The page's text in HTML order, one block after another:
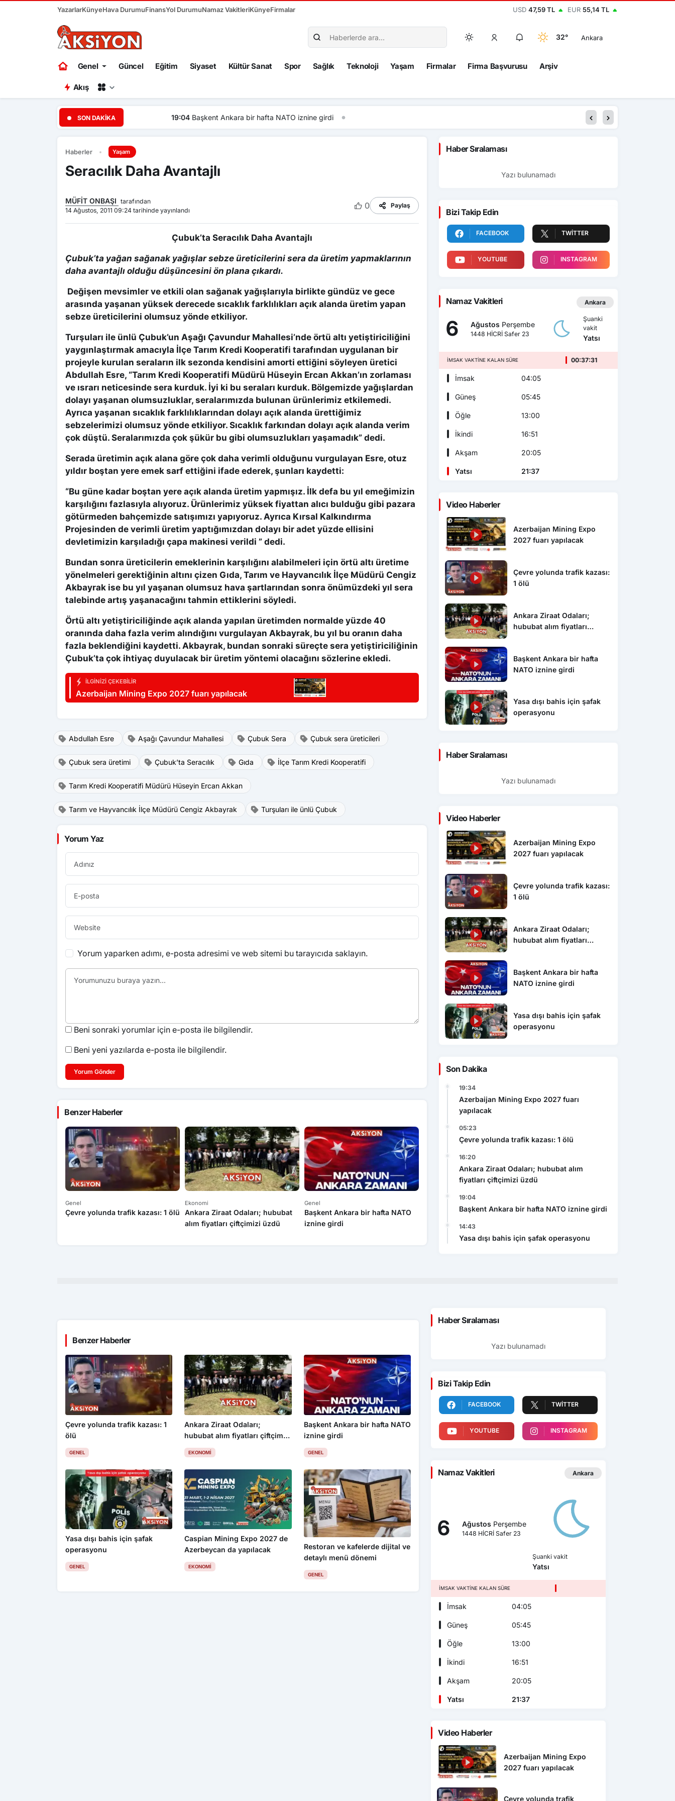
YazarlarKünyeHava DurumuFinansYol DurumuNamaz VakitleriKünyeFirmalar USD 47,59 TL EUR 55,14 TL
32° Ankara
Genel Güncel Eğitim Siyaset Kültür Sanat Spor Sağlık Teknoloji Yaşam Firmalar Firma Başvurusu Arşiv
Akış
SON DAKIKA Başkent Ankara bir hafta NATO iznine girdi
Haberler Yaşam
Seracılık Daha Avantajlı
MÜFİT ONBAŞI tarafından
14 Ağustos, 2011 09:24 tarihinde yayınlandı
0 Paylaş
Çubuk’ta Seracılık Daha Avantajlı
Çubuk’ta yağan sağanak yağışlar sebze üreticilerini sera da üretim yapmaklarının
daha avantajlı olduğu düşüncesini ön plana çıkardı.
Değişen mevsimler ve etkili olan sağanak yağışlarıyla birlikte gündüz ve gece
arasında yaşanan yüksek derecede sıcaklık farklılıkları açık alanda üretim yapan
sebze üreticilerini olumsuz yönde etkiliyor.
Turşuları ile ünlü Çubuk’un Aşağı Çavundur Mahallesi’nde örtü altı yetiştiriciliğini
yaygınlaştırmak amacıyla İlçe Tarım Kredi Kooperatifi tarafından uygulanan bir
projeyle kurulan seraların ilk sezonda kendisini amorti ettiğini söyleyen üretici
Abdullah Esre, “Tarım Kredi Kooperatifi Müdürü Hüseyin Ercan Akkan’ın zorlaması
ve ısrarı neticesinde sera kurduk. İyi ki bu seraları kurduk. Bölgemizde yağışlardan
dolayı yaşanan olumsuzluklar, seralarımızda bulunan ürünlerimiz etkilemedi.
Ayrıca yaşanan sıcaklık farklılıklarından dolayı açık alanda ürettiğimiz
sebzelerimizi olumsuz yönde etkiliyor. Sıcaklık farkından dolayı açık alanda verim
çok düştü. Seralarımızda çok şükür bu gibi olumsuzlukları yaşamadık” dedi.
Serada üretimin açık alana göre çok daha verimli olduğunu vurgulayan Esre, otuz
yıldır boştan yere emek sarf ettiğini ifade ederek, şunları kaydetti:
“Bu güne kadar boştan yere açık alanda üretim yapmışız. İlk defa bu yıl emeğimizin
karşılığını fazlasıyla alıyoruz. Ürünlerimiz yüksek fiyattan alıcı bulduğu gibi pazara
götürmeden bahçemizde satışımızı yapıyoruz. Ayrıca Kırsal Kalkındırma
Projesinden de verimli üretim yaptığımızdan dolayı bir adet yüzde ellisini
devletimizin karşıladığı çapa makinesi verildi ” dedi.
Bundan sonra üreticilerin emeklerinin karşılığını alabilmeleri için örtü altı üretime
yönelmeleri gerektiğinin altını çizen Gıda, Tarım ve Hayvancılık İlçe Müdürü Cengiz
Akbayrak ise bu yıl yaşanan olumsuz hava şartlarından sonra önümüzdeki yıl sera
talebinde artış yaşanacağını tahmin ettiklerini söyledi.
Örtü altı yetiştiriciliğinde açık alanda yapılan üretimden normalde yüzde 40
oranında daha fazla verim alındığını vurgulayan Akbayrak, bu yıl bu oranın daha
fazla beklendiğini kaydetti. Akbayrak, bundan sonraki süreçte sera yetiştiriciliğinin
Çubuk’ta çok ihtiyaç duyulacak bir üretim yöntemi olacağını sözlerine ekledi.
İLGINIZI ÇEKEBILIR
Azerbaijan Mining Expo 2027 fuarı yapılacak
Abdullah Esre Aşağı Çavundur Mahallesi Çubuk Sera Çubuk sera üreticileri
Çubuk sera üretimi Çubuk’ta Seracılık Gıda İlçe Tarım Kredi Kooperatifi
Tarım Kredi Kooperatifi Müdürü Hüseyin Ercan Akkan
Tarım ve Hayvancılık İlçe Müdürü Cengiz Akbayrak Turşuları ile ünlü Çubuk
Yorum Yaz
Yorum yaparken adımı, e-posta adresimi ve web sitemi bu tarayıcıda saklayın.
Beni sonraki yorumlar için e-posta ile bilgilendir.
Beni yeni yazılarda e-posta ile bilgilendir.
Yorum Gönder
Benzer Haberler
Genel
Çevre yolunda trafik kazası: 1 ölü
Ekonomi
Ankara Ziraat Odaları; hububat
alım fiyatları çiftçimizi üzdü
Genel
Başkent Ankara bir hafta NATO
iznine girdi
Yasa dışı bahis için şafak
operasyonu
Caspian Mining Expo 2027 de
Haber Sıralaması
Yazı bulunamadı
Bizi Takip Edin
FACEBOOK TWITTER
YOUTUBE INSTAGRAM
Namaz Vakitleri Ankara
6 Ağustos Perşembe
1448 HİCRİ Safer 23
Şuanki
vakit
Yatsı
İMSAK VAKTINE KALAN SÜRE 00:37:29
İmsak 04:05
Güneş 05:45
Öğle 13:00
İkindi 16:51
Akşam 20:05
Yatsı 21:37
Video Haberler
Azerbaijan Mining Expo
2027 fuarı yapılacak
Çevre yolunda trafik kazası:
1 ölü
Ankara Ziraat Odaları;
hububat alım fiyatları
Başkent Ankara bir hafta
NATO iznine girdi
Yasa dışı bahis için şafak
operasyonu
Haber Sıralaması
Yazı bulunamadı
Video Haberler
Azerbaijan Mining Expo
2027 fuarı yapılacak
Çevre yolunda trafik kazası:
1 ölü
Ankara Ziraat Odaları;
hububat alım fiyatları
Başkent Ankara bir hafta
NATO iznine girdi
Yasa dışı bahis için şafak
operasyonu
Son Dakika
19:34
Azerbaijan Mining Expo 2027 fuarı
yapılacak
05:23
Çevre yolunda trafik kazası: 1 ölü
16:20
Ankara Ziraat Odaları; hububat alım
fiyatları çiftçimizi üzdü
19:04
Başkent Ankara bir hafta NATO iznine girdi
14:43
Yasa dışı bahis için şafak operasyonu
Benzer Haberler
Çevre yolunda trafik kazası: 1
ölü
GENEL
Ankara Ziraat Odaları;
hububat alım fiyatları çiftçimizi
üzdü
EKONOMI
Başkent Ankara bir hafta NATO
iznine girdi
GENEL
Yasa dışı bahis için şafak
operasyonu
GENEL
Caspian Mining Expo 2027 de
Azerbeycan da yapılacak
EKONOMI
Restoran ve kafelerde dijital ve
detaylı menü dönemi
GENEL
Haber Sıralaması
Yazı bulunamadı
Bizi Takip Edin
FACEBOOK TWITTER
YOUTUBE INSTAGRAM
Namaz Vakitleri Ankara
6 Ağustos Perşembe
1448 HİCRİ Safer 23
Şuanki vakit
Yatsı
İMSAK VAKTINE KALAN SÜRE
İmsak 04:05
Güneş 05:45
Öğle 13:00
İkindi 16:51
Akşam 20:05
Yatsı 21:37
Video Haberler
Azerbaijan Mining Expo
2027 fuarı yapılacak
Çevre yolunda trafik